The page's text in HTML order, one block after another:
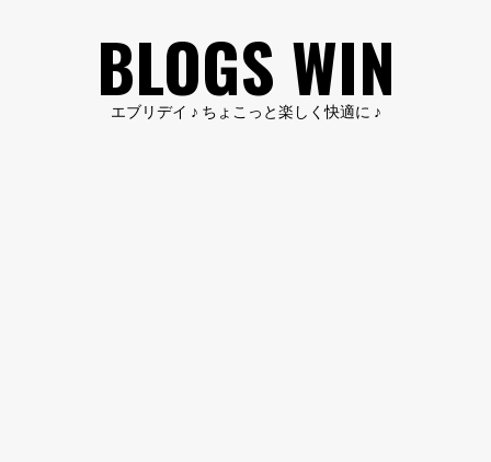
BLOGS WIN
エブリデイ ♪ ちょこっと楽しく快適に ♪